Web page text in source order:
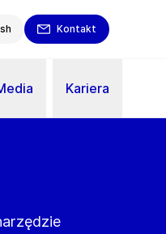
Kontakt
Kariera